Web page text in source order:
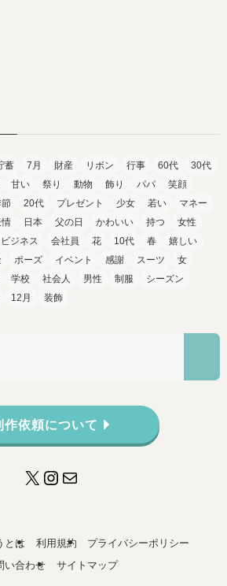
蓄 7月 財産 リボン 行事 60代
30代
甘い 祭り 動物 飾り パパ
笑顔
20代 プレゼント 少女 若い
マネー
日本 父の日 かわいい 持つ
女性
ビジネス 会社員 花 10代 春
嬉しい
ポーズ イベント 感謝 スーツ
女
学校 社会人 男性 制服
シーズン
12月 装飾
作依頼について
X Instagram
メール
とは 利用規約
プライバシーポリシー
い合わせ
サイトマップ